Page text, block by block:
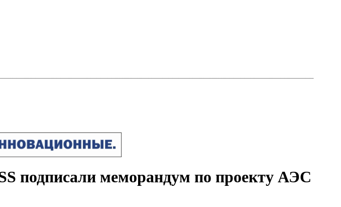
подписали меморандум по проекту АЭС